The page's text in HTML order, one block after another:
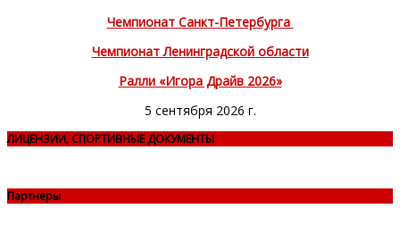
Чемпионат Санкт-Петербурга
Чемпионат Ленинградской области
Ралли «Игора Драйв 2026»
5 сентября 2026 г.
ЛИЦЕНЗИИ, СПОРТИВНЫЕ ДОКУМЕНТЫ
Партнеры